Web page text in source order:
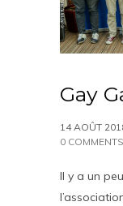
Gay
14 AOÛT
0 COMMENTS
Il y a un